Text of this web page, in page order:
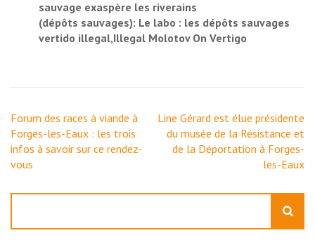
sauvage exaspère les riverains
(dépôts sauvages): Le labo : les dépôts sauvages
vertido illegal,Illegal Molotov On Vertigo
Navigation
de
l’article
Forum des races à viande à
Forges-les-Eaux : les trois
infos à savoir sur ce rendez-
vous
Line Gérard est élue présidente
du musée de la Résistance et
de la Déportation à Forges-
les-Eaux